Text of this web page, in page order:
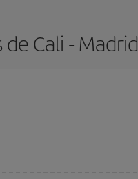
Cali - Madrid